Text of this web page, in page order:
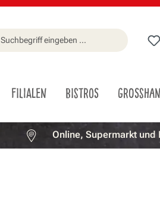
FILIALEN BISTROS
Online, Supermarkt und